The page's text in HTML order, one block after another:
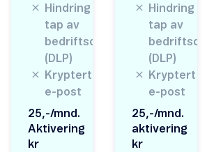
Hindring av
tap av
bedriftsdata
(DLP)
Kryptert
e-post
25,-/mnd.
Aktivering
kr
Hindring av
tap av
bedriftsdata
(DLP)
Kryptert
e-post
25,-/mnd.
aktivering
kr